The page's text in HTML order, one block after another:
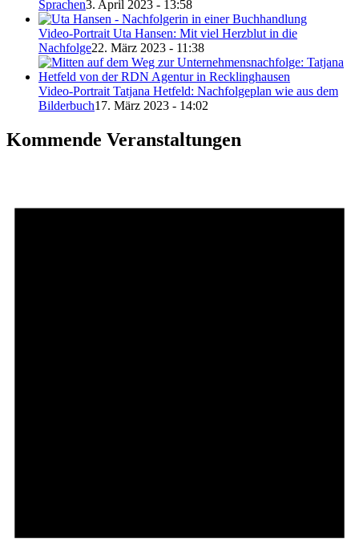
Sprachen3. April 2023 - 13:58
Video-Portrait Uta Hansen: Mit viel Herzblut in die
Nachfolge22. März 2023 - 11:38
Video-Portrait Tatjana Hetfeld: Nachfolgeplan wie aus dem
Bilderbuch17. März 2023 - 14:02
Kommende Veranstaltungen